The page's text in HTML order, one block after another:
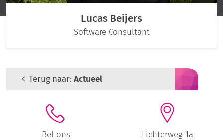
Lucas Beijers
Software Consultant
Terug naar:Actueel
Bel ons
Lichterweg 1a